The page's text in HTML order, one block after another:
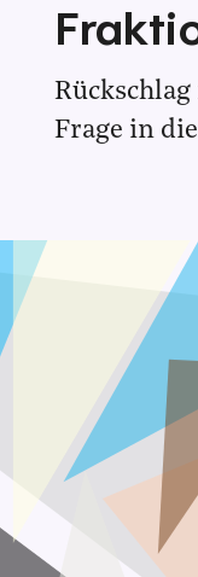
Frage in